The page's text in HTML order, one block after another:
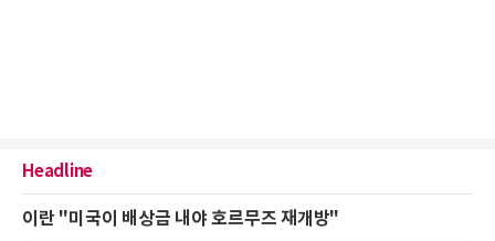
Headline
이란 "미국이 배상금 내야 호르무즈 재개방"